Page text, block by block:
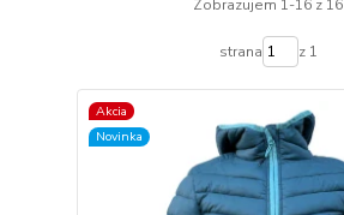
Zobrazujem 1-16 z 16
strana z 1
Akcia
Novinka